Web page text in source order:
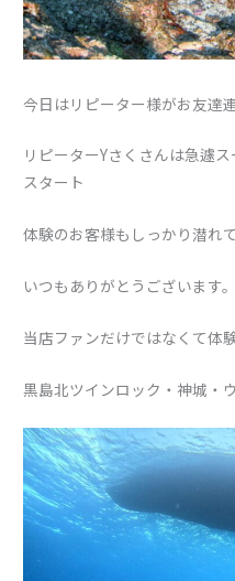
今日はリピーター様がお友達
リピーターYさくさんは急遽
スタート
体験のお客様もしっかり潜れ
いつもありがとうございます。
当店ファンだけではなくて体
黒島北ツインロック・神城・